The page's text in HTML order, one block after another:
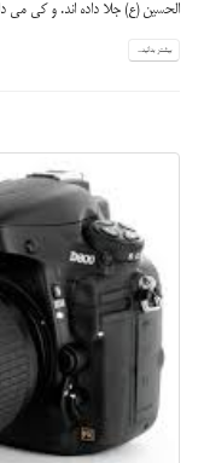
الحسین (ع) جلا داده اند. و کی می
بیشتر بدانید...